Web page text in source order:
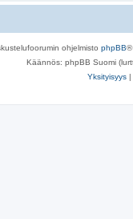
ohjelmisto phpBB®
Käännös: phpBB Suomi
Yksityisyys |